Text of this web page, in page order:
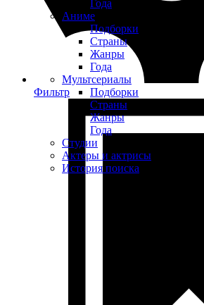
Года
Аниме
Подборки
Страны
Жанры
Года
Мультсериалы
Подборки
Страны
Жанры
Года
Студии
Актеры и актрисы
История поиска
Фильтр